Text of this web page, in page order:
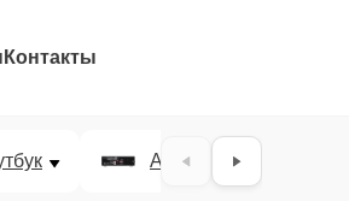
Контакты
AV-ресивер